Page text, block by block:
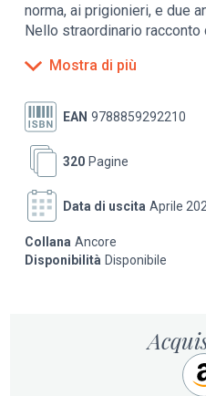
norma, ai prigionieri, e due
Nello straordinario
osservazione della realtà
e senza pregiudizi verso la
molto divertente, che si fa
Arricchisce il volume una
originali, tratte dall'edizione
eseguite sotto la guida
Mostra di più
EAN 9788859292210
Pagine
320
Data di uscita Aprile
Collana Ancore
Disponibilità Disponibile